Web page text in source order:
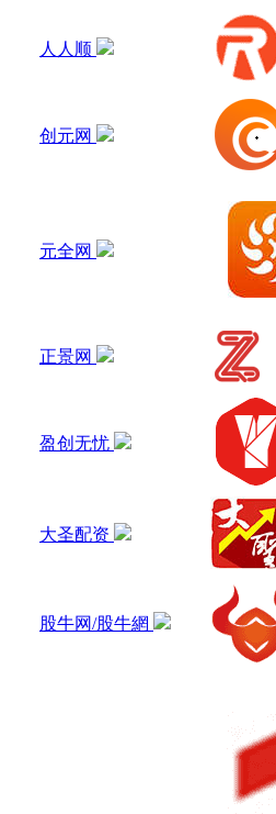
人人顺
创元网
元全网
正景网
盈创无忧
大圣配资
股牛网/股牛網